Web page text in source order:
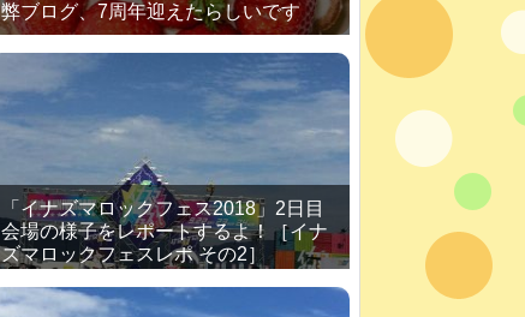
弊ブログ、7周年迎えたらしいです
「イナズマロックフェス2018」2日目
会場の様子をレポートするよ！［イナ
ズマロックフェスレポ その2］